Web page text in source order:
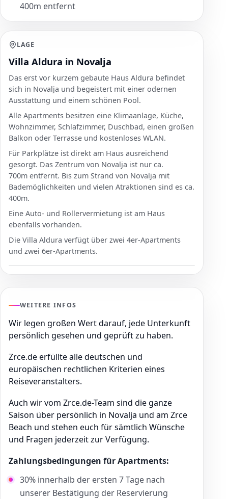
400m entfernt
LAGE
Villa Aldura in Novalja
Das erst vor kurzem gebaute Haus Aldura befindet
sich in Novalja und begeistert mit einer odernen
Ausstattung und einem schönen Pool.
Alle Apartments besitzen eine Klimaanlage, Küche,
Wohnzimmer, Schlafzimmer, Duschbad, einen großen
Balkon oder Terrasse und kostenloses WLAN.
Für Parkplätze ist direkt am Haus ausreichend
gesorgt. Das Zentrum von Novalja ist nur ca.
700m entfernt. Bis zum Strand von Novalja mit
Bademöglichkeiten und vielen Atraktionen sind es ca.
400m.
Eine Auto- und Rollervermietung ist am Haus
ebenfalls vorhanden.
Die Villa Aldura verfügt über zwei 4er-Apartments
und zwei 6er-Apartments.
WEITERE INFOS
Wir legen großen Wert darauf, jede Unterkunft
persönlich gesehen und geprüft zu haben.
Zrce.de erfüllte alle deutschen und
europäischen rechtlichen Kriterien eines
Reiseveranstalters.
Auch wir vom Zrce.de-Team sind die ganze
Saison über persönlich in Novalja und am Zrce
Beach und stehen euch für sämtlich Wünsche
und Fragen jederzeit zur Verfügung.
Zahlungsbedingungen für Apartments:
30% innerhalb der ersten 7 Tage nach
unserer Bestätigung der Reservierung